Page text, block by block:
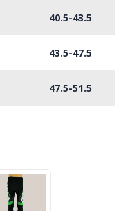
40.5-43.5
43.5-47.5
47.5-51.5